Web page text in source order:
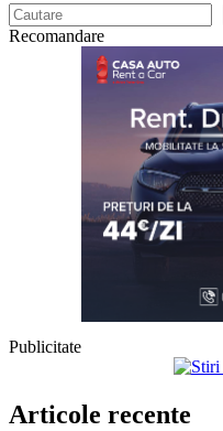
Recomandare
Publicitate
Articole recente